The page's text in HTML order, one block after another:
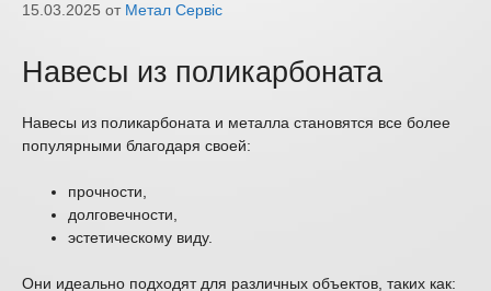
15.03.2025 от Метал Сервіс
Навесы из поликарбоната
Навесы из поликарбоната и металла становятся все более
популярными благодаря своей:
прочности,
долговечности,
эстетическому виду.
Они идеально подходят для различных объектов, таких как: